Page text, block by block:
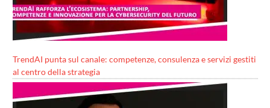
TrendAI punta sul canale: competenze, consulenza e servizi gestiti
al centro della strategia